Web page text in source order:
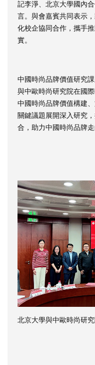
記李淨、北京大學國內
言。與會嘉賓共同表示
化校企協同合作，攜手
實。
中國時尚品牌價值研究
與中歐時尚研究院在國
中國時尚品牌價值構建
關鍵議題展開深入研究
合，助力中國時尚品牌走
北京大學與中歐時尚研